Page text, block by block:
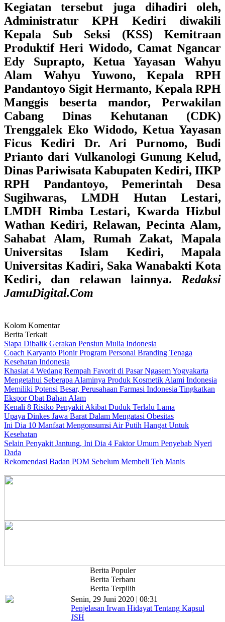
Kegiatan tersebut juga dihadiri oleh,
Administratur KPH Kediri diwakili
Kepala Sub Seksi (KSS) Kemitraan
Produktif Heri Widodo, Camat Ngancar
Edy Suprapto, Ketua Yayasan Wahyu
Alam Wahyu Yuwono, Kepala RPH
Pandantoyo Sigit Hermanto, Kepala RPH
Manggis beserta mandor, Perwakilan
Cabang Dinas Kehutanan (CDK)
Trenggalek Eko Widodo, Ketua Yayasan
Ficus Kediri Dr. Ari Purnomo, Budi
Prianto dari Vulkanologi Gunung Kelud,
Dinas Pariwisata Kabupaten Kediri, IIKP
RPH Pandantoyo, Pemerintah Desa
Sugihwaras, LMDH Hutan Lestari,
LMDH Rimba Lestari, Kwarda Hizbul
Wathan Kediri, Relawan, Pecinta Alam,
Sahabat Alam, Rumah Zakat, Mapala
Universitas Islam Kediri, Mapala
Universitas Kadiri, Saka Wanabakti Kota
Kediri, dan relawan lainnya. Redaksi
JamuDigital.Com
Kolom Komentar
Berita Terkait
Siapa Dibalik Gerakan Pensiun Mulia Indonesia
Coach Karyanto Pionir Program Personal Branding Tenaga
Kesehatan Indonesia
Khasiat 4 Wedang Rempah Favorit di Pasar Ngasem Yogyakarta
Mengetahui Seberapa Alaminya Produk Kosmetik Alami Indonesia
Memiliki Potensi Besar, Perusahaan Farmasi Indonesia Tingkatkan
Ekspor Obat Bahan Alam
Kenali 8 Risiko Penyakit Akibat Duduk Terlalu Lama
Upaya Dinkes Jawa Barat Dalam Mengatasi Obesitas
Ini Dia 10 Manfaat Mengonsumsi Air Putih Hangat Untuk
Kesehatan
Selain Penyakit Jantung, Ini Dia 4 Faktor Umum Penyebab Nyeri
Dada
Rekomendasi Badan POM Sebelum Membeli Teh Manis
Berita Populer
Berita Terbaru
Berita Terpilih
Senin, 29 Juni 2020 | 08:31
Penjelasan Irwan Hidayat Tentang Kapsul
JSH